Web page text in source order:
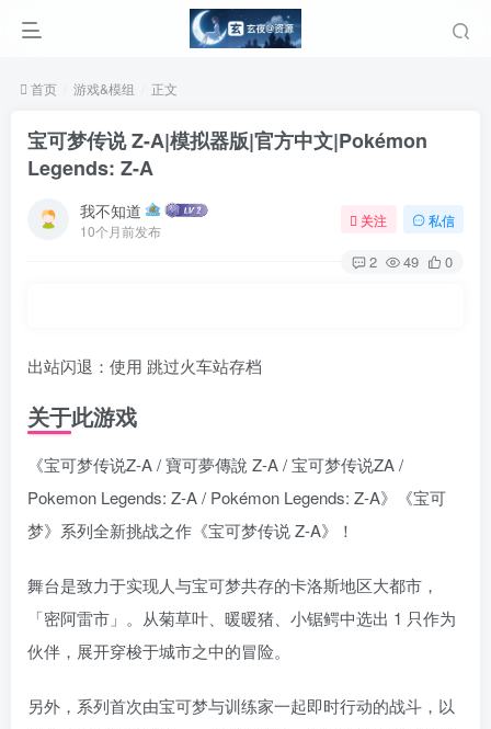
首页 游戏&模组 正文
宝可梦传说 Z-A|模拟器版|官方中文|Pokémon
Legends: Z-A
我不知道
10个月前发布
关注 私信
2 49 0
出站闪退：使用 跳过火车站存档
关于此游戏
《宝可梦传说Z-A / 寶可夢傳說 Z-A / 宝可梦传说ZA /
Pokemon Legends: Z-A / Pokémon Legends: Z-A》《宝可
梦》系列全新挑战之作《宝可梦传说 Z-A》！
舞台是致力于实现人与宝可梦共存的卡洛斯地区大都市，
「密阿雷市」。从菊草叶、暖暖猪、小锯鳄中选出 1 只作为
伙伴，展开穿梭于城市之中的冒险。
另外，系列首次由宝可梦与训练家一起即时行动的战斗，以